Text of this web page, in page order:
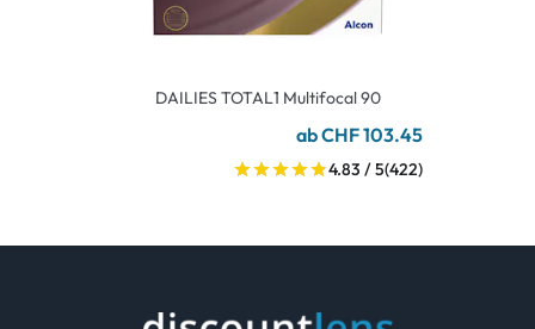
DAILIES TOTAL1 Multifocal 90
ab CHF 103.45
4.83 / 5(422)